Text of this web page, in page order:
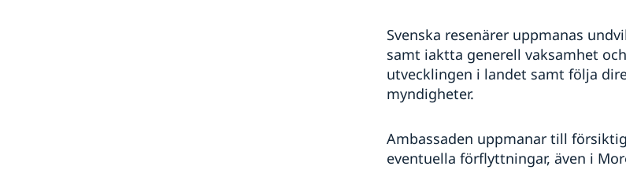
Svenska resenärer uppmanas
samt iaktta generell vaksamhet
utvecklingen i landet samt följa
myndigheter.
Ambassaden uppmanar till
eventuella förflyttningar, även i